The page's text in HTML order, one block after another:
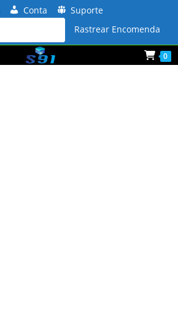
Conta Suporte
Rastrear Encomenda
0